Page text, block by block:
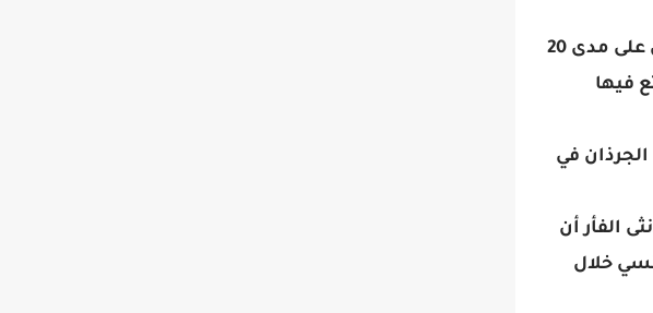
ويضيف كالف /40 عاما/ ، الذي خبر هذا المجال خلال عمله كقاتل محترف للقوارض على مدى 20
فيها
في
الفأر أن
خلال